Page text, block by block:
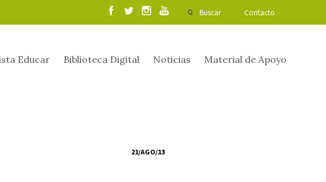
Buscar Contacto
Educar Biblioteca Digital Noticias Material de Apoyo
21/AGO/13